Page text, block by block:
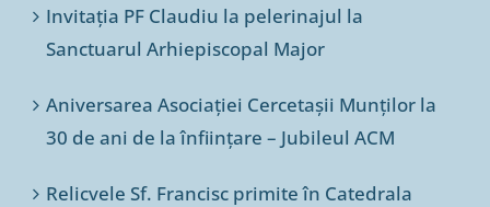
Invitația PF Claudiu la pelerinajul la
Sanctuarul Arhiepiscopal Major
Aniversarea Asociației Cercetașii Munților la
30 de ani de la înființare – Jubileul ACM
Relicvele Sf. Francisc primite în Catedrala